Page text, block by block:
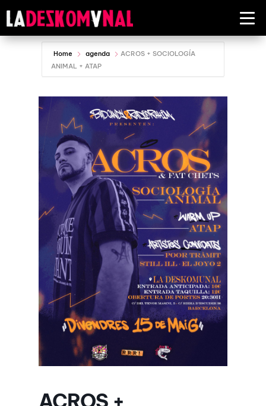
Home agenda
ACROS + SOCIOLOGÍA
ANIMAL + ATAP